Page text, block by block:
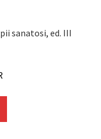
sanatosi, ed. III